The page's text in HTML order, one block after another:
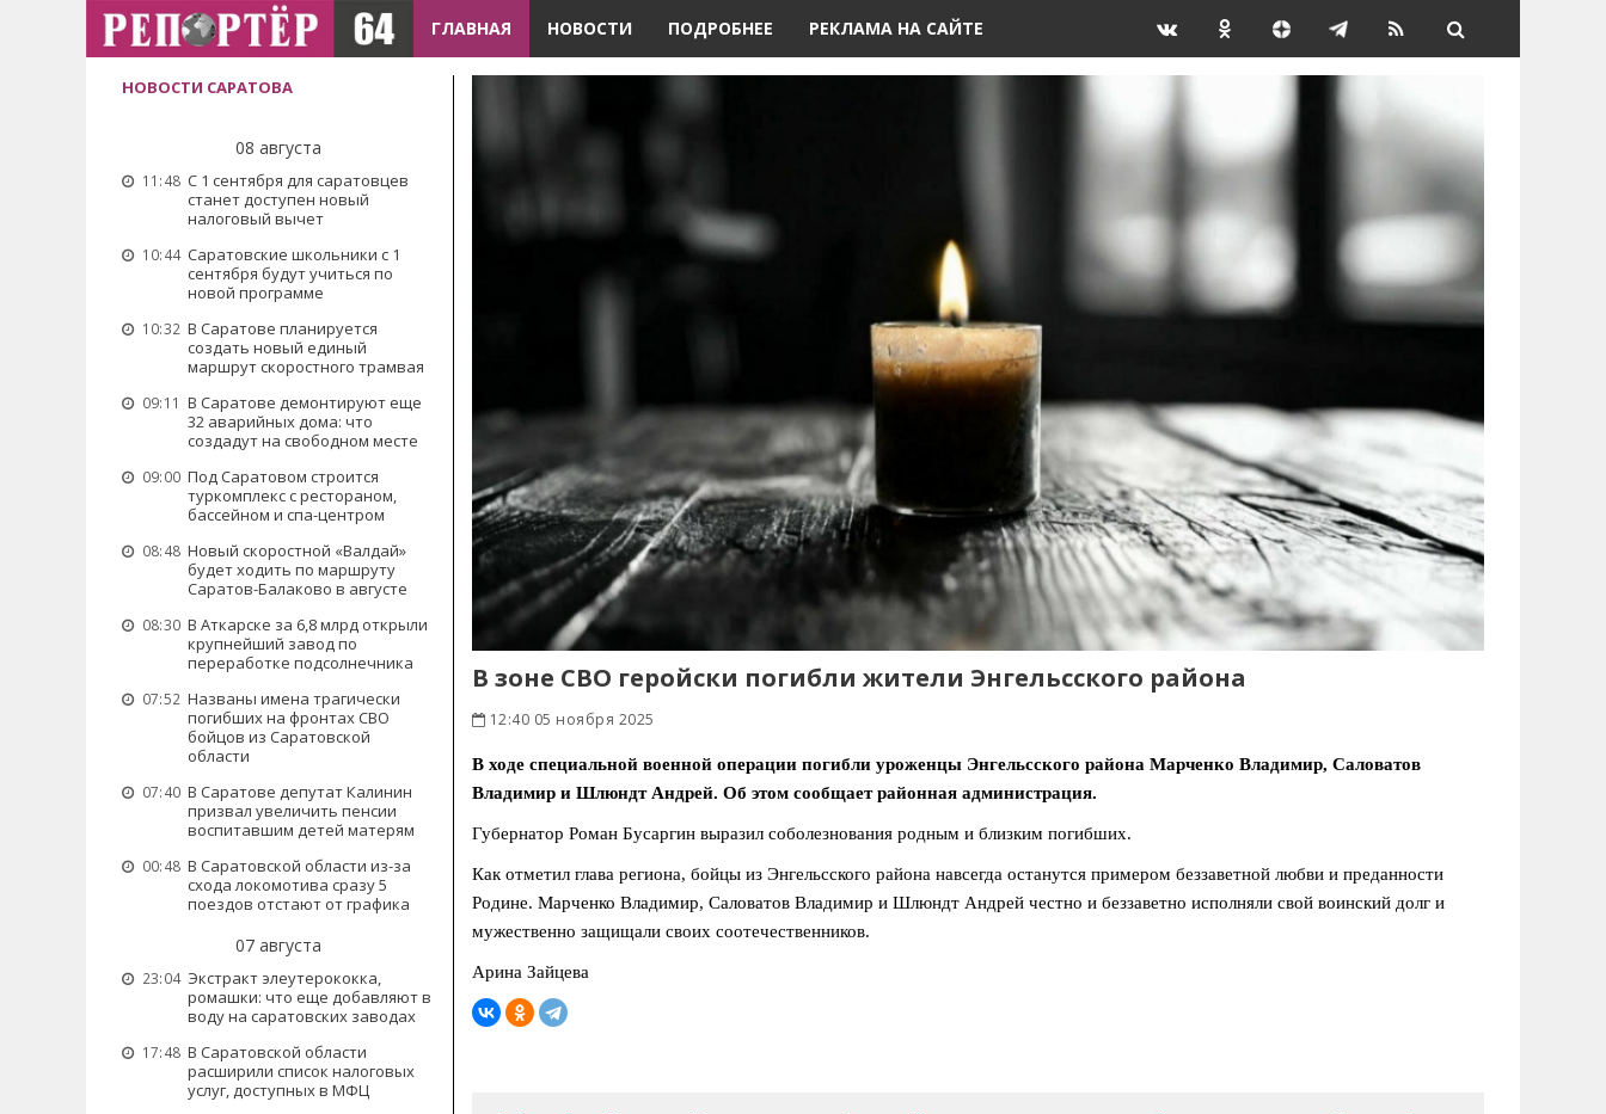
ГЛАВНАЯ НОВОСТИ ПОДРОБНЕЕ РЕКЛАМА НА САЙТЕ
НОВОСТИ САРАТОВА
08 августа
11:48 С 1 сентября для саратовцев
станет доступен новый
налоговый вычет
10:44 Саратовские школьники с 1
сентября будут учиться по
новой программе
10:32 В Саратове планируется
создать новый единый
маршрут скоростного трамвая
09:11 В Саратове демонтируют еще
32 аварийных дома: что
создадут на свободном месте
09:00 Под Саратовом строится
туркомплекс с рестораном,
бассейном и спа-центром
08:48 Новый скоростной «Валдай»
будет ходить по маршруту
Саратов-Балаково в августе
08:30 В Аткарске за 6,8 млрд открыли
крупнейший завод по
переработке подсолнечника
07:52 Названы имена трагически
погибших на фронтах СВО
бойцов из Саратовской
области
07:40 В Саратове депутат Калинин
призвал увеличить пенсии
воспитавшим детей матерям
00:48 В Саратовской области из-за
схода локомотива сразу 5
поездов отстают от графика
07 августа
23:04 Экстракт элеутерококка,
ромашки: что еще добавляют в
воду на саратовских заводах
17:48 В Саратовской области
расширили список налоговых
услуг, доступных в МФЦ
В зоне СВО геройски погибли жители Энгельсского района
12:40 05 ноября 2025
В ходе специальной военной операции погибли уроженцы Энгельсского района Марченко Владимир, Саловатов
Владимир и Шлюндт Андрей. Об этом сообщает районная администрация.
Губернатор Роман Бусаргин выразил соболезнования родным и близким погибших.
Как отметил глава региона, бойцы из Энгельсского района навсегда останутся примером беззаветной любви и преданности
Родине. Марченко Владимир, Саловатов Владимир и Шлюндт Андрей честно и беззаветно исполняли свой воинский долг и
мужественно защищали своих соотечественников.
Арина Зайцева